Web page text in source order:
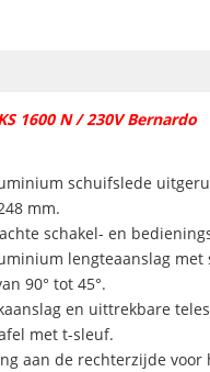
1600 N / 230V Bernardo
schuifslede
mm.
schakel- en
lengteaanslag met
90° tot 45°.
en uittrekbare
met t-sleuf.
aan de rechterzijde